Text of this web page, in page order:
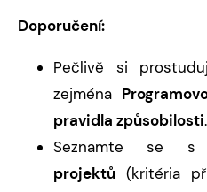
Doporučení:
Pečlivě si
zejména
pravidla způsobilosti.
Seznamte se
projektů (kritéria